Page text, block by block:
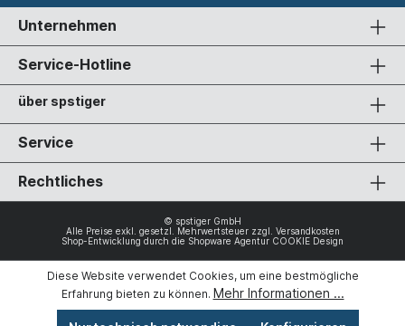
Unternehmen
Service-Hotline
über spstiger
Service
Rechtliches
© spstiger GmbH
Alle Preise exkl. gesetzl. Mehrwertsteuer zzgl. Versandkosten
Shop-Entwicklung durch die Shopware Agentur COOKIE Design
Diese Website verwendet Cookies, um eine bestmögliche
Erfahrung bieten zu können. Mehr Informationen ...